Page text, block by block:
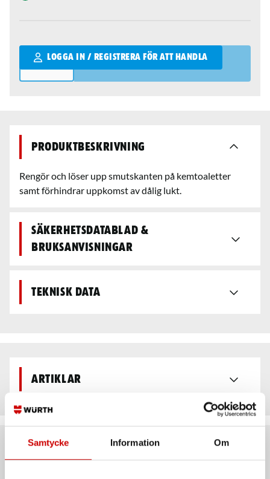
Samtycke Information Om
LOGGA IN / REGISTRERA FÖR ATT HANDLA
Qantity
Produktbeskrivning
Rengör och löser upp smutskanten på kemtoaletter
samt förhindrar uppkomst av dålig lukt.
Säkerhetsdatablad &
bruksanvisningar
Teknisk data
Artiklar